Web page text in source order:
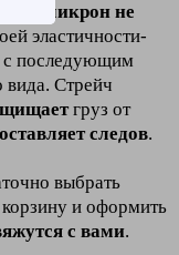
17 микрон не
эластичности-
с последующим
вида. Стрейч
груз от
следов.
выбрать
и оформить
с вами.